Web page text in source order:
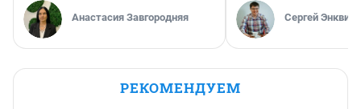
Анастасия Завгородняя Сергей Энквист
РЕКОМЕНДУЕМ